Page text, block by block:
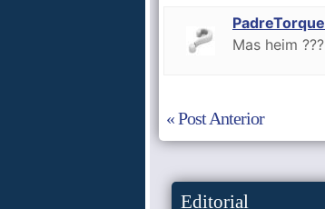
PadreTorque
Mas heim ???
« Post Anterior
Editorial